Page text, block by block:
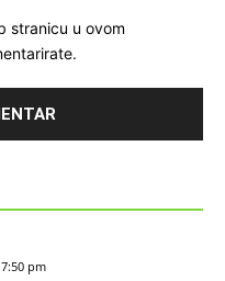
stranicu u ovom
pm